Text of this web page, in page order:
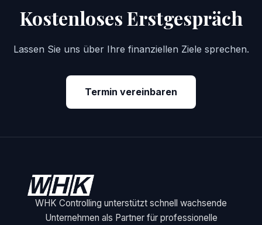
Kostenloses Erstgespräch
Lassen Sie uns über Ihre finanziellen Ziele sprechen.
Termin vereinbaren
WHK Controlling unterstützt schnell wachsende
Unternehmen als Partner für professionelle